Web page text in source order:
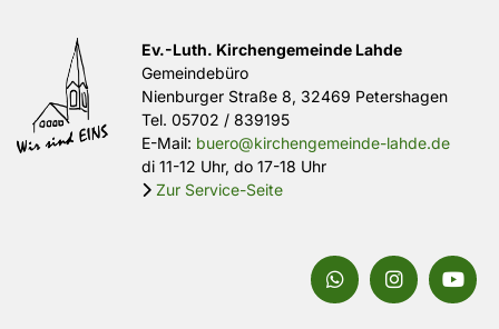
Ev.-Luth. Kirchengemeinde Lahde
Gemeindebüro
Nienburger Straße 8, 32469 Petershagen
Tel. 05702 / 839195
E-Mail: buero@kirchengemeinde-lahde.de
di 11-12 Uhr, do 17-18 Uhr
 Zur Service-Seite